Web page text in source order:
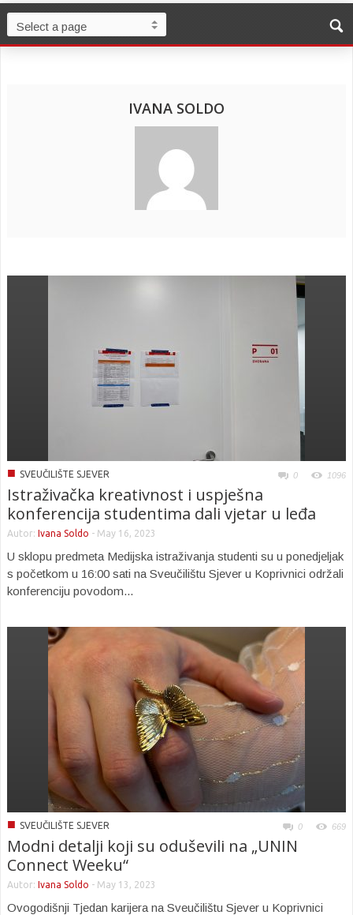
IVANA SOLDO
■ SVEUČILIŠTE SJEVER 0 1096
Istraživačka kreativnost i uspješna
konferencija studentima dali vjetar u leđa
Autor: Ivana Soldo - May 16, 2023
U sklopu predmeta Medijska istraživanja studenti su u ponedjeljak
s početkom u 16:00 sati na Sveučilištu Sjever u Koprivnici održali
konferenciju povodom...
■ SVEUČILIŠTE SJEVER 0 669
Modni detalji koji su oduševili na „UNIN
Connect Weeku“
Autor: Ivana Soldo - May 13, 2023
Ovogodišnji Tjedan karijera na Sveučilištu Sjever u Koprivnici